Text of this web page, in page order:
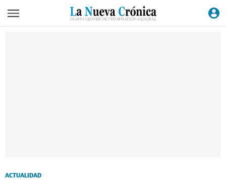
ACTUALIDAD